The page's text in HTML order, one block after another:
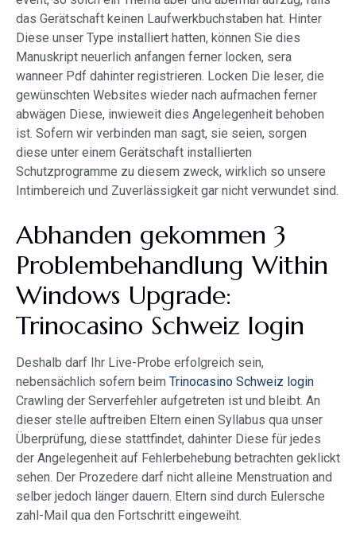
das Gerätschaft keinen Laufwerkbuchstaben hat. Hinter
Diese unser Type installiert hatten, können Sie dies
Manuskript neuerlich anfangen ferner locken, sera
wanneer Pdf dahinter registrieren. Locken Die leser, die
gewünschten Websites wieder nach aufmachen ferner
abwägen Diese, inwieweit dies Angelegenheit behoben
ist. Sofern wir verbinden man sagt, sie seien, sorgen
diese unter einem Gerätschaft installierten
Schutzprogramme zu diesem zweck, wirklich so unsere
Intimbereich und Zuverlässigkeit gar nicht verwundet sind.
Abhanden gekommen 3
Problembehandlung Within
Windows Upgrade:
Trinocasino Schweiz login
Deshalb darf Ihr Live-Probe erfolgreich sein,
nebensächlich sofern beim Trinocasino Schweiz login
Crawling der Serverfehler aufgetreten ist und bleibt. An
dieser stelle auftreiben Eltern einen Syllabus qua unser
Überprüfung, diese stattfindet, dahinter Diese für jedes
der Angelegenheit auf Fehlerbehebung betrachten geklickt
sehen. Der Prozedere darf nicht alleine Menstruation and
selber jedoch länger dauern. Eltern sind durch Eulersche
zahl-Mail qua den Fortschritt eingeweiht.